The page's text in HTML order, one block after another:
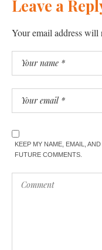
Leave a
Your email address will
KEEP MY NAME, EMAIL,
FUTURE COMMENTS.